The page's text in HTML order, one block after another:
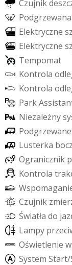
Czujnikdeszc
Podgrzewana
Elektryczne sz
Elektryczne sz
Tempomat
Kontrola odle
Kontrola odle
ParkAssistan
Niezależnysy
Podgrzewane
Lusterka bocz
Ogranicznik p
Kontrola trak
Wspomagani
Czujnik zmier
Światła do jaz
Lampy przeci
Oświetlenie w
System Start/